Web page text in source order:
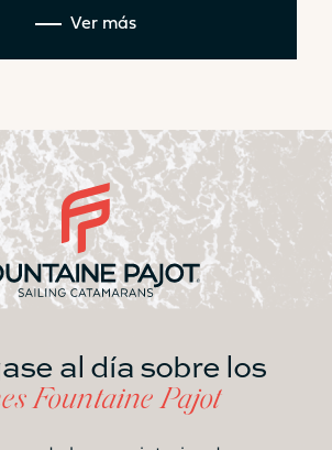
Ver más
al día sobre los
Fountaine Pajot